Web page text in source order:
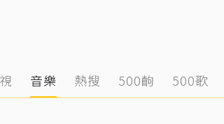
音樂 熱搜 500齣 500歌